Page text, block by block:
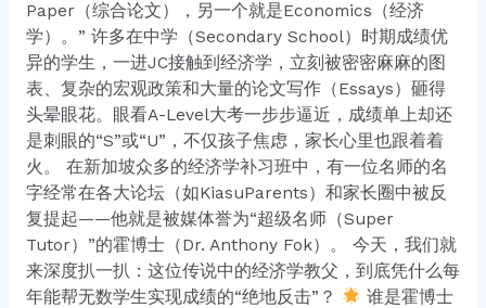
Paper（综合论文），另一个就是Economics（经济
学）。” 许多在中学（Secondary School）时期成绩优
异的学生，一进JC接触到经济学，立刻被密密麻麻的图
表、复杂的宏观政策和大量的论文写作（Essays）砸得
头晕眼花。眼看A-Level大考一步步逼近，成绩单上却还
是刺眼的“S”或“U”，不仅孩子焦虑，家长心里也跟着着
火。 在新加坡众多的经济学补习班中，有一位名师的名
字经常在各大论坛（如KiasuParents）和家长圈中被反
复提起——他就是被媒体誉为“超级名师（Super
Tutor）”的霍博士（Dr. Anthony Fok）。 今天，我们就
来深度扒一扒：这位传说中的经济学教父，到底凭什么每
年能帮无数学生实现成绩的“绝地反击”？
谁是霍博士
把
孩
子
送
到“霍
博
士
（Dr.
Anthony
Fok）”这
里？